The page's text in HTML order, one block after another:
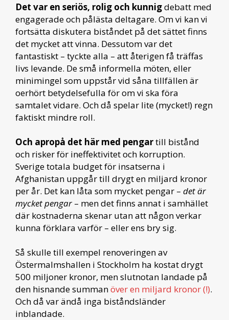
Det var en seriös, rolig och kunnigdebatt med
engagerade och pålästa deltagare. Om vi kan vi
fortsätta diskutera biståndet på det sättet finns
det mycket att vinna. Dessutom var det
fantastiskt – tyckte alla – att återigen få träffas
livs levande. De små informella möten, eller
minimingel som uppstår vid såna tillfällen är
oerhört betydelsefulla för om vi ska föra
samtalet vidare. Och då spelar lite (mycket!) regn
faktiskt mindre roll.
Och apropå det här med pengartill bistånd
och risker för ineffektivitet och korruption.
Sverige totala budget för insatserna i
Afghanistan uppgår till drygt en miljard kronor
per år. Det kan låta som mycket pengar – det är
mycket pengar– men det finns annat i samhället
där kostnaderna skenar utan att någon verkar
kunna förklara varför – eller ens bry sig.
Så skulle till exempel renoveringen av
Östermalmshallen i Stockholm ha kostat drygt
500 miljoner kronor, men slutnotan landade på
den hisnande summanöver en miljard kronor (!).
Och då var ändå inga biståndsländer
inblandade.